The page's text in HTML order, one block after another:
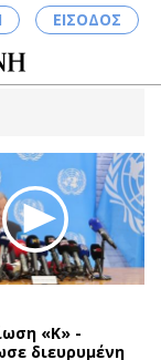
ΕΙΣΟΔΟΣ
«Κ» -
διευρυμένη